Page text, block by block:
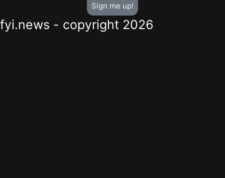
Sign me up!
fyi.news - copyright 2026